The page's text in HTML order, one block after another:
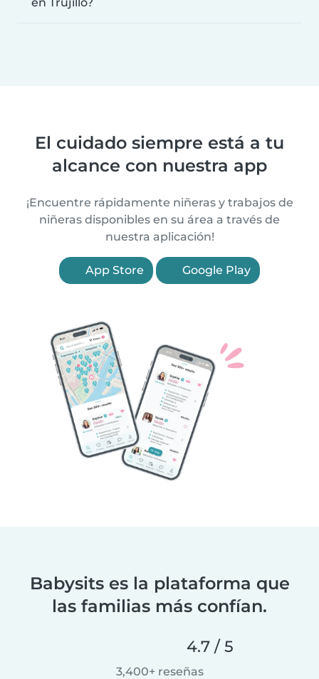
El cuidado siempre está a tu
alcance con nuestra app
¡Encuentre rápidamente niñeras y trabajos de
niñeras disponibles en su área a través de
nuestra aplicación!
App Store Google Play
Babysits es la plataforma que
las familias más confían.
4.7 / 5
3,400+ reseñas